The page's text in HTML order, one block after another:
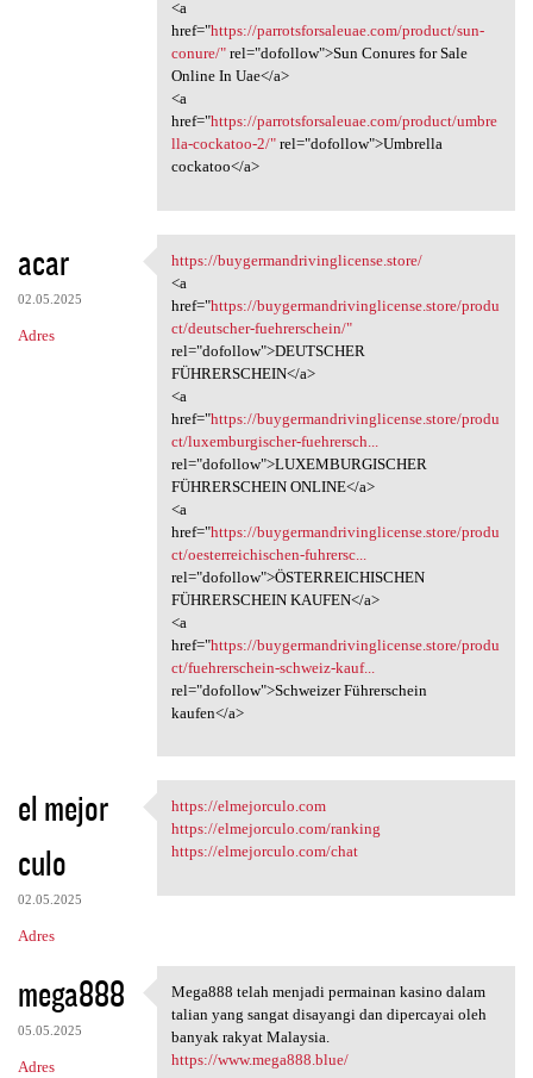
<a
href="https://parrotsforsaleuae.com/product/sun-
conure/"rel="dofollow">Sun Conures for Sale
Online In Uae</a>
<a
href="https://parrotsforsaleuae.com/product/umbre
lla-cockatoo-2/"rel="dofollow">Umbrella
cockatoo</a>
acar
02.05.2025
Adres
https:/
https://buygermandrivinglicense.store/
<a
href="https://buygermandrivinglicense.store/produ
ct/deutscher-fuehrerschein/"
rel="dofollow">DEUTSCHER
FÜHRERSCHEIN</a>
<a
href="https://buygermandrivinglicense.store/produ
ct/luxemburgischer-fuehrersch...
rel="dofollow">LUXEMBURGISCHER
FÜHRERSCHEIN ONLINE</a>
<a
href="https://buygermandrivinglicense.store/produ
ct/oesterreichischen-fuhrersc...
rel="dofollow">ÖSTERREICHISCHEN
FÜHRERSCHEIN KAUFEN</a>
<a
href="https://buygermandrivinglicense.store/produ
ct/fuehrerschein-schweiz-kauf...
rel="dofollow">Schweizer Führerschein
kaufen</a>
el mejor
culo
02.05.2025
Adres
https://elmejorculo.com
https://elmejorculo.com
https://elmejorculo.com/ranking
https://elmejorculo.com/chat
mega888
05.05.2025
Adres
Mega888 telah menjadi
Mega888 telah menjadi permainan kasino dalam
talian yang sangat disayangi dan dipercayai oleh
banyak rakyat Malaysia.
https://www.mega888.blue/